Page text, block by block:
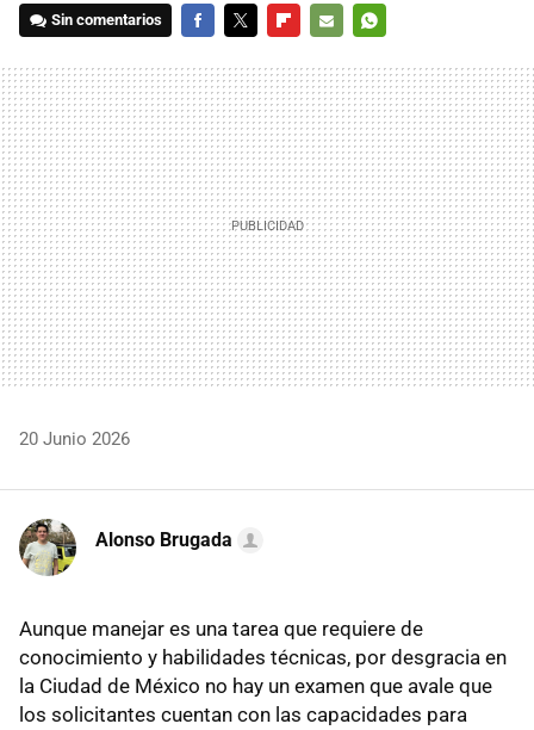
Sin comentarios
MAIL
20 Junio 2026
Alonso Brugada
Aunque manejar es una tarea que requiere de
conocimiento y habilidades técnicas, por desgracia en
la Ciudad de México no hay un examen que avale que
los solicitantes cuentan con las capacidades para